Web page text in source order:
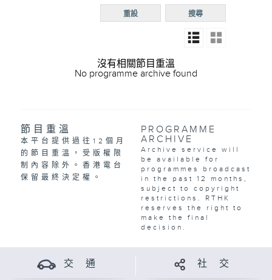
R5
普通
搜尋
重設
沒有相關節目重溫
No programme archive found
節目重溫
本平台提供過往12個月
的節目重溫，受版權限
制內容除外。香港電台
保留最終決定權。
PROGRAMME
ARCHIVE
Archive service will
be available for
programmes broadcast
in the past 12 months,
subject to copyright
restrictions. RTHK
reserves the right to
make the final
decision.
交 通 社 交